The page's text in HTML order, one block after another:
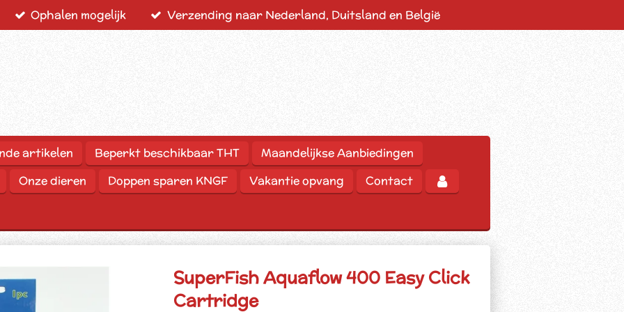
Ophalen mogelijk Verzending naar Nederland, Duitsland en België
artikelen Beperkt beschikbaar THT
Maandelijkse Aanbiedingen
Onze dieren Doppen sparen KNGF Vakantie opvang Contact
SuperFish Aquaflow 400 Easy Click
Cartridge